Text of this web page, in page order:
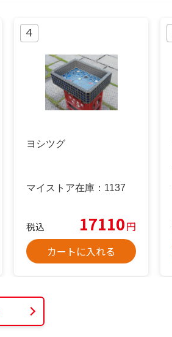
ヨシツグ
マイストア在庫： 1137
税込 17110円
カートに入れる